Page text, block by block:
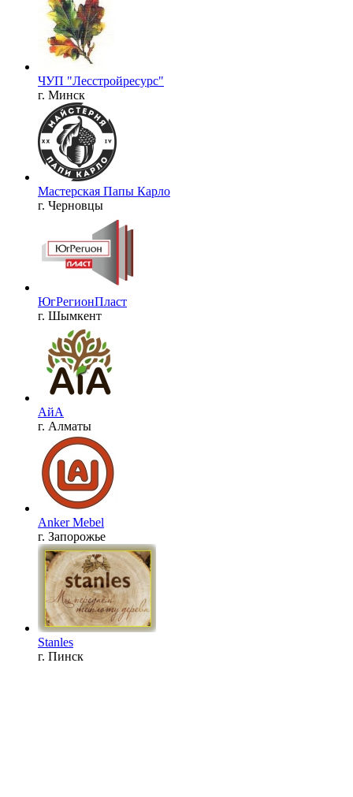
ЧУП "Лесстройресурс"
г. Минск
Мастерская Папы Карло
г. Черновцы
ЮгРегионПласт
г. Шымкент
АйА
г. Алматы
Anker Mebel
г. Запорожье
Stanles
г. Пинск